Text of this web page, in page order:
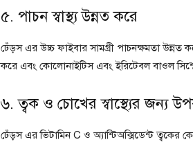
৫. পাচন স্বাস্থ্য উন্নত করে
ঢেঁড়স এর উচ্চ ফাইবার সামগ্রী পাচনক্ষমতা
করে এবং কোলোনাইটিস এবং ইরিটেবল বাওল
৬. ত্বক ও চোখের স্বাস্থ্যের জন্য
ঢেঁড়স এর ভিটামিন C ও অ্যান্টিঅক্সিডেন্ট ত্বকের